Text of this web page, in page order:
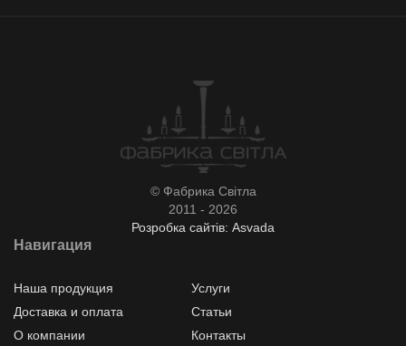
© Фабрика Світла
2011 - 2026
Розробка сайтів: Asvada
Навигация
Наша продукция
Услуги
Доставка и оплата
Статьи
О компании
Контакты